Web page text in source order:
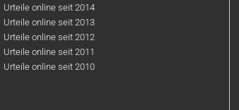
Urteile online seit 2014
Urteile online seit 2013
Urteile online seit 2012
Urteile online seit 2011
Urteile online seit 2010